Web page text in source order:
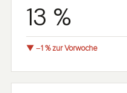
13 %
▼ −1 % zur Vorwoche